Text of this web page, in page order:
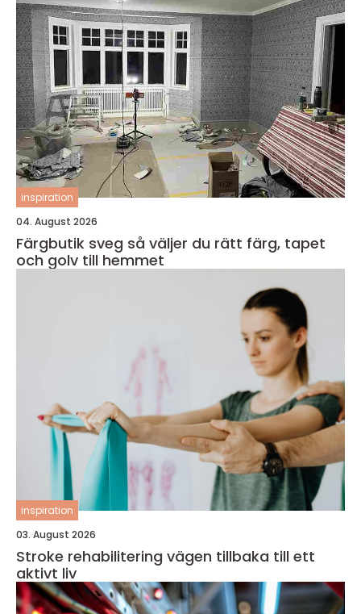
inspiration
04. August 2026
Färgbutik sveg så väljer du rätt färg, tapet
och golv till hemmet
inspiration
03. August 2026
Stroke rehabilitering vägen tillbaka till ett
aktivt liv